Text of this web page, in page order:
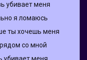
убивает меня
я ломаюсь
ты хочешь меня
со мной